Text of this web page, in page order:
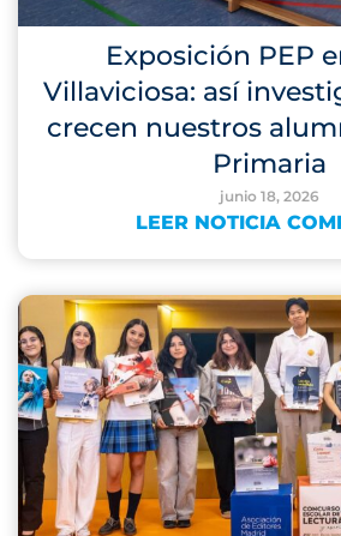
Exposición PEP
Villaviciosa: así
crecen nuestros
Primaria
junio 18, 2026
LEER NOTICIA